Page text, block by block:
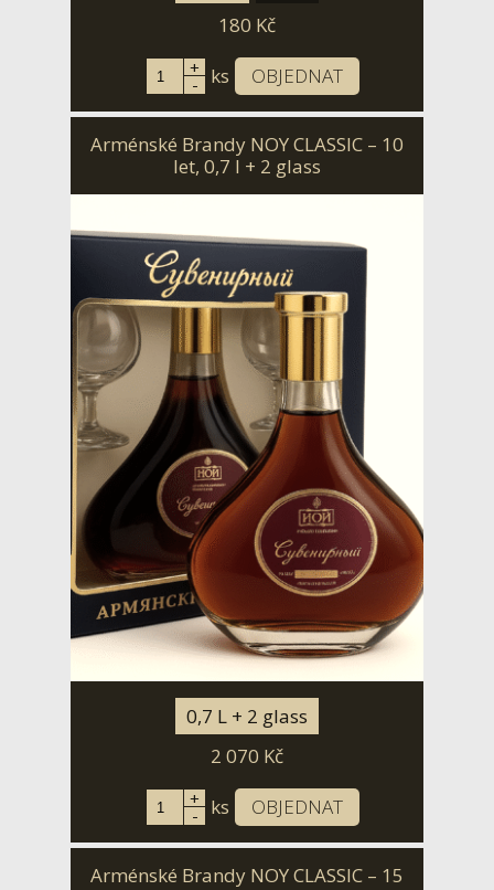
180 Kč
+
- ks OBJEDNAT
Arménské Brandy NOY CLASSIC – 10
let, 0,7 l + 2 glass
0,7 L + 2 glass
2 070 Kč
+
- ks OBJEDNAT
Arménské Brandy NOY CLASSIC – 15